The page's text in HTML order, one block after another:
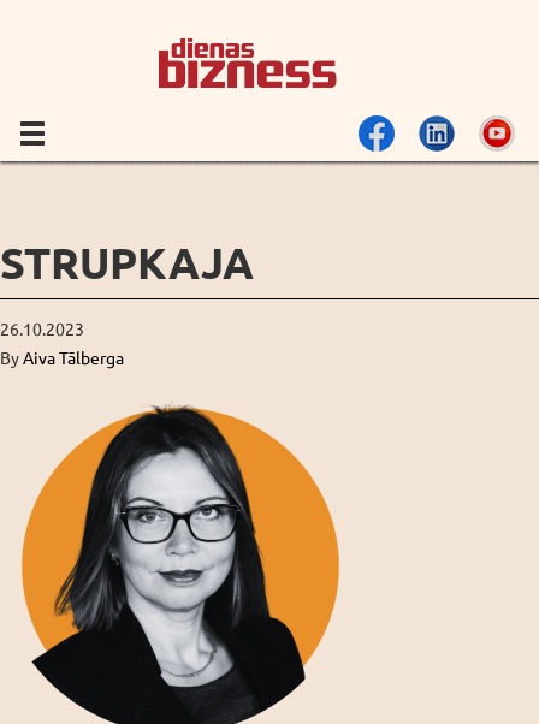
STRUPKAJA
26.10.2023
ByAiva Tālberga